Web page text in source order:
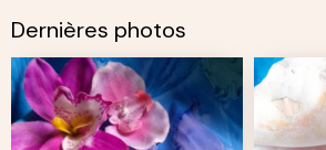
Dernières photos